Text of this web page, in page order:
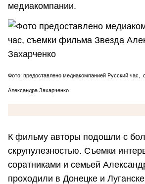
медиакомпании.
Фото: предоставлено медиакомпанией Русский
Александра Захарченко
К фильму авторы подошли с
скрупулезностью. Съемки
соратниками и семьей
проходили в Донецке и